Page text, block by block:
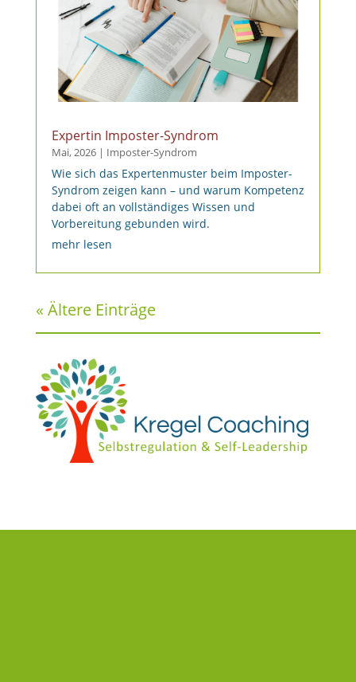
Expertin Imposter-Syndrom
Mai, 2026| Imposter-Syndrom
Wie sich das Expertenmuster beim Imposter-
Syndrom zeigen kann – und warum Kompetenz
dabei oft an vollständiges Wissen und
Vorbereitung gebunden wird.
mehr lesen
« Ältere Einträge